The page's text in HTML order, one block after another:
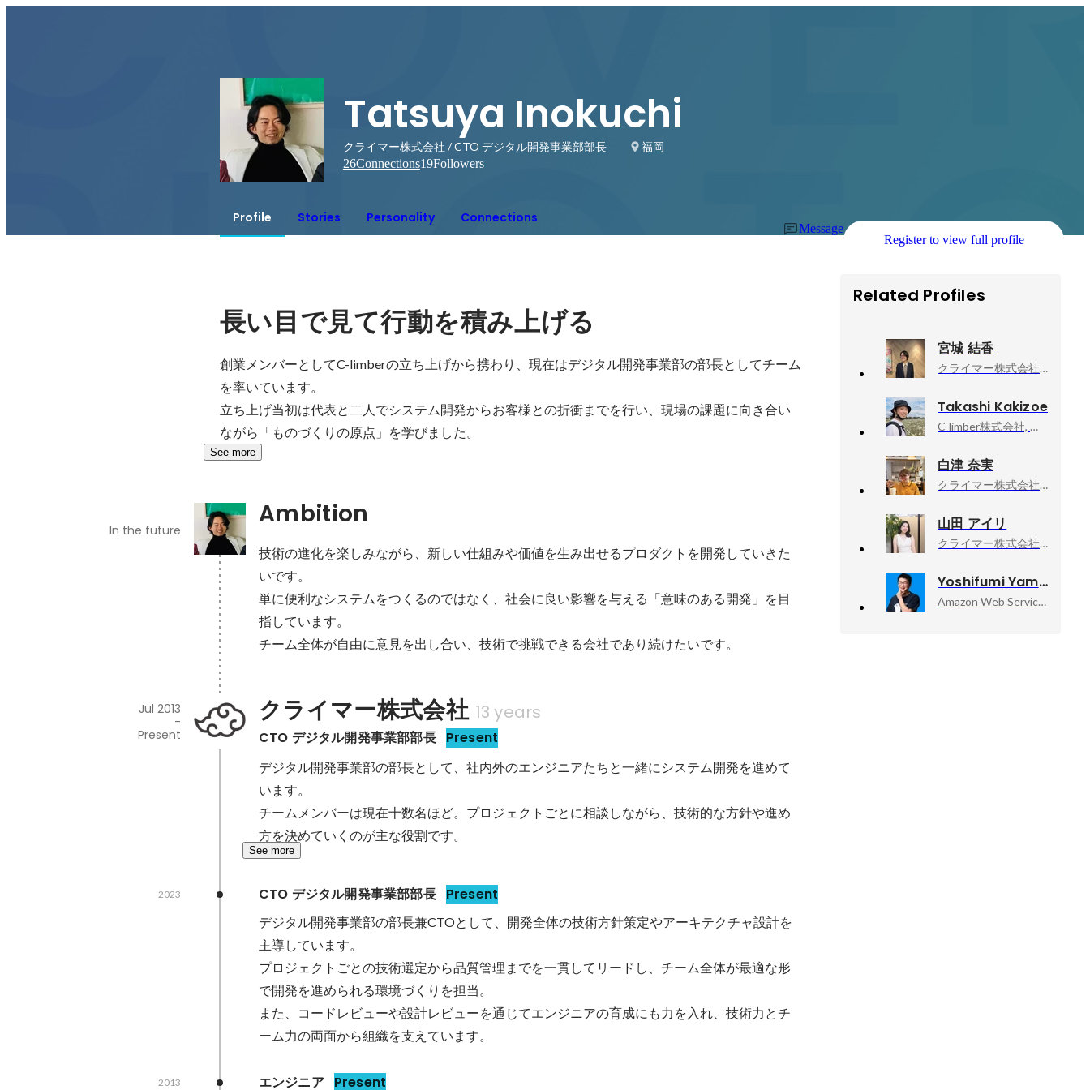
Tatsuya Inokuchi
クライマー株式会社 / CTO デジタル開発事業部部長
福岡
26Connections19Followers
Profile Stories Personality Connections
Message
Register to view full profile
長い目で見て行動を積み上げる
創業メンバーとしてC-limberの立ち上げから携わり、現在はデジタル開発事業部の部長としてチーム
を率いています。
立ち上げ当初は代表と二人でシステム開発からお客様との折衝までを行い、現場の課題に向き合い
ながら「ものづくりの原点」を学びました。
See more
Ambition
In the future
技術の進化を楽しみながら、新しい仕組みや価値を生み出せるプロダクトを開発していきた
いです。
単に便利なシステムをつくるのではなく、社会に良い影響を与える「意味のある開発」を目
指しています。
チーム全体が自由に意見を出し合い、技術で挑戦できる会社であり続けたいです。
クライマー株式会社 13 years
CTO デジタル開発事業部部長 Present
Jul 2013
-
Present
デジタル開発事業部の部長として、社内外のエンジニアたちと一緒にシステム開発を進めて
います。
チームメンバーは現在十数名ほど。プロジェクトごとに相談しながら、技術的な方針や進め
方を決めていくのが主な役割です。
See more
CTO デジタル開発事業部部長 Present
2023
デジタル開発事業部の部長兼CTOとして、開発全体の技術方針策定やアーキテクチャ設計を
主導しています。
プロジェクトごとの技術選定から品質管理までを一貫してリードし、チーム全体が最適な形
で開発を進められる環境づくりを担当。
また、コードレビューや設計レビューを通じてエンジニアの育成にも力を入れ、技術力とチ
ーム力の両面から組織を支えています。
エンジニア Present
2013
Related Profiles
宮城 結香
クライマー株式会社, エンジニア
Takashi Kakizoe
C-limber株式会社, シニアエンジニア
白津 奈実
クライマー株式会社, エンジニア
山田 アイリ
クライマー株式会社, Liwoy.
Yoshifumi Yamaguchi
Amazon Web Services, Inc., Senior Developer Advocate